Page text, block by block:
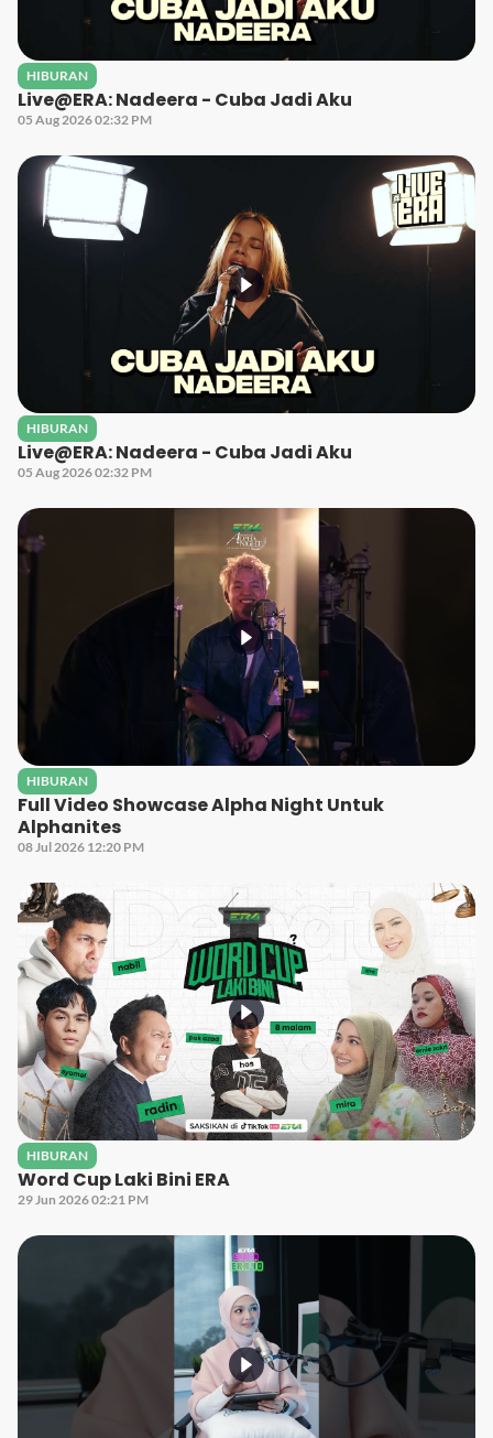
HIBURAN
Live@ERA: Nadeera - Cuba Jadi Aku
05 Aug 2026 02:32 PM
HIBURAN
Live@ERA: Nadeera - Cuba Jadi Aku
05 Aug 2026 02:32 PM
HIBURAN
Full Video Showcase Alpha Night Untuk
Alphanites
08 Jul 2026 12:20 PM
HIBURAN
Word Cup Laki Bini ERA
29 Jun 2026 02:21 PM